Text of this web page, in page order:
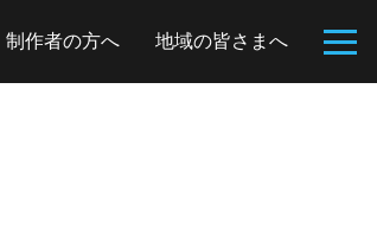
制作者の方へ 地域の皆さまへ